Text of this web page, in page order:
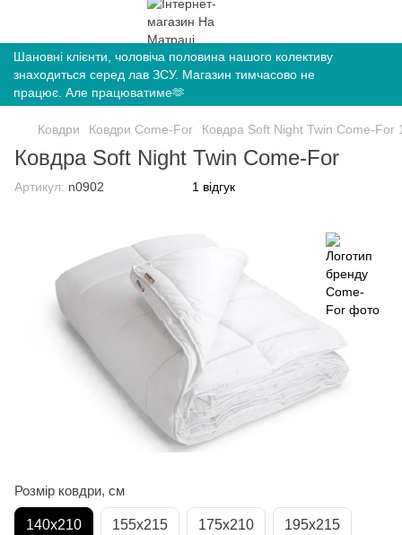
Шановні клієнти, чоловіча половина нашого колективу
знаходиться серед лав ЗСУ. Магазин тимчасово не
працює. Але працюватиме🫶
Ковдри Ковдри Come-For Ковдра Soft Night Twin Come-For
Ковдра Soft Night Twin Come-For
Артикул: n0902 1 відгук
Розмір ковдри, см
140х210 155х215 175х210 195х215